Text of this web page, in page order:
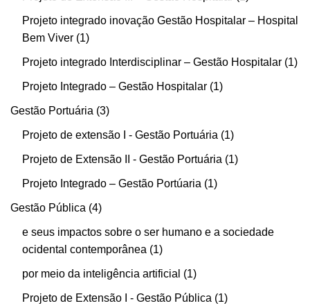
Projeto integrado inovação Gestão Hospitalar – Hospital
Bem Viver 1
Projeto integrado Interdisciplinar – Gestão Hospitalar 1
Projeto Integrado – Gestão Hospitalar 1
Gestão Portuária 3
Projeto de extensão I - Gestão Portuária 1
Projeto de Extensão II - Gestão Portuária 1
Projeto Integrado – Gestão Portúaria 1
Gestão Pública 4
e seus impactos sobre o ser humano e a sociedade
ocidental contemporânea
1
por meio da inteligência artificial 1
Projeto de Extensão I - Gestão Pública 1